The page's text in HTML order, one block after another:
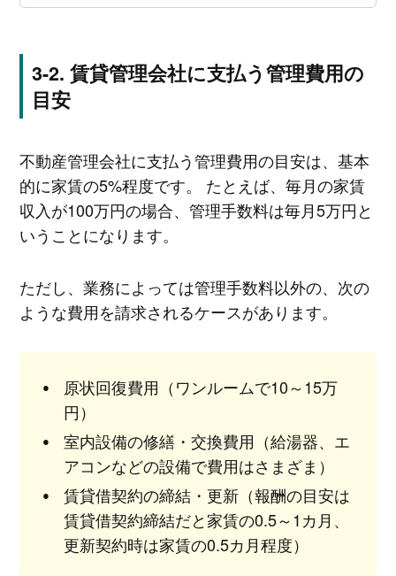
賃貸管理会社に支払う管理費用の
目安
不動産管理会社に支払う管理費用の目安は、基本
的に家賃の5%程度です。 たとえば、毎月の家賃
収入が100万円の場合、管理手数料は毎月5万円と
いうことになります。
ただし、業務によっては管理手数料以外の、次の
ような費用を請求されるケースがあります。
原状回復費用（ワンルームで10～15万
円）
室内設備の修繕・交換費用（給湯器、エ
アコンなどの設備で費用はさまざま）
賃貸借契約の締結・更新（報酬の目安は
賃貸借契約締結だと家賃の0.5～1カ月、
更新契約時は家賃の0.5カ月程度）